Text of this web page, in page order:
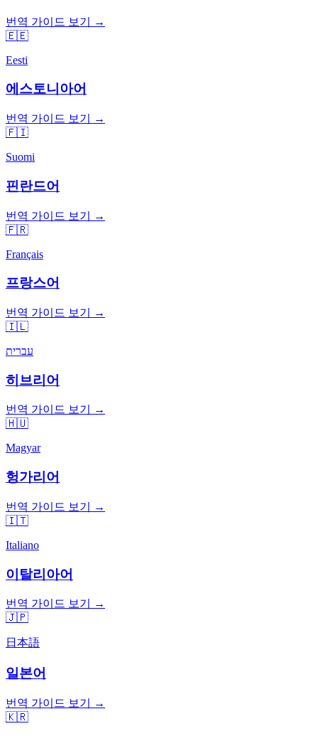
번역 가이드 보기 →
🇪🇪
Eesti
에스토니아어
번역 가이드 보기 →
🇫🇮
Suomi
핀란드어
번역 가이드 보기 →
🇫🇷
Français
프랑스어
번역 가이드 보기 →
🇮🇱
עברית
히브리어
번역 가이드 보기 →
🇭🇺
Magyar
헝가리어
번역 가이드 보기 →
🇮🇹
Italiano
이탈리아어
번역 가이드 보기 →
🇯🇵
日本語
일본어
번역 가이드 보기 →
🇰🇷